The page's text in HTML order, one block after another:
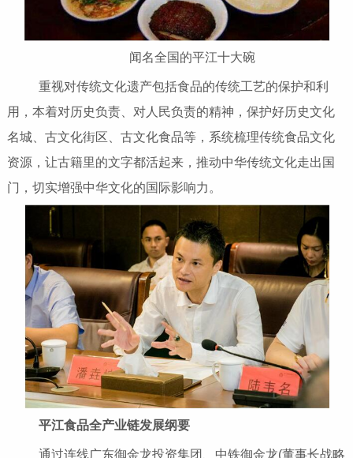
闻名全国的平江十大碗
重视对传统文化遗产包括食品的传统工艺的保护和利
用，本着对历史负责、对人民负责的精神，保护好历史文化
名城、古文化街区、古文化食品等，系统梳理传统食品文化
资源，让古籍里的文字都活起来，推动中华传统文化走出国
门，切实增强中华文化的国际影响力。
平江食品全产业链发展纲要
通过连线广东御金龙投资集团、中铁御金龙(董事长战略